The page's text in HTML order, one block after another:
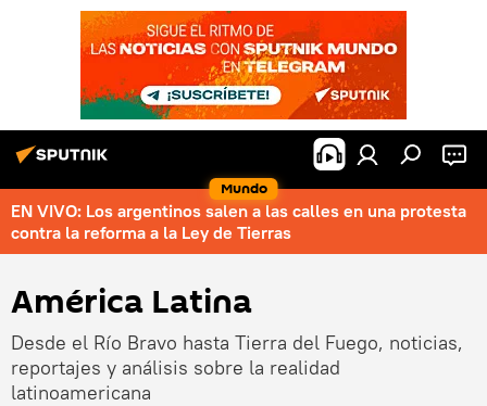
Mundo
EN VIVO: Los argentinos salen a las calles en una protesta
contra la reforma a la Ley de Tierras
América Latina
Desde el Río Bravo hasta Tierra del Fuego, noticias,
reportajes y análisis sobre la realidad
latinoamericana